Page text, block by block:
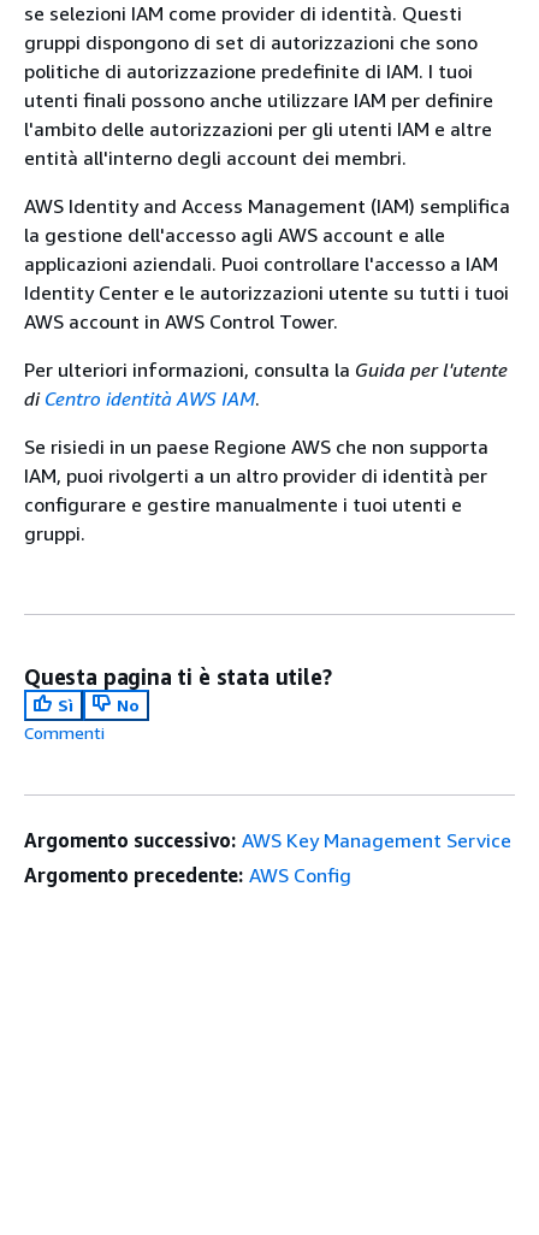
se selezioni IAM come provider di identità. Questi
gruppi dispongono di set di autorizzazioni che sono
politiche di autorizzazione predefinite di IAM. I tuoi
utenti finali possono anche utilizzare IAM per definire
l'ambito delle autorizzazioni per gli utenti IAM e altre
entità all'interno degli account dei membri.
AWS Identity and Access Management (IAM) semplifica
la gestione dell'accesso agli AWS account e alle
applicazioni aziendali. Puoi controllare l'accesso a IAM
Identity Center e le autorizzazioni utente su tutti i tuoi
AWS account in AWS Control Tower.
Per ulteriori informazioni, consulta la Guida per l'utente
di Centro identità AWS IAM.
Se risiedi in un paese Regione AWS che non supporta
IAM, puoi rivolgerti a un altro provider di identità per
configurare e gestire manualmente i tuoi utenti e
gruppi.
Questa pagina ti è stata utile?
Sì
No
Commenti
Argomento successivo: AWS Key Management Service
Argomento precedente: AWS Config